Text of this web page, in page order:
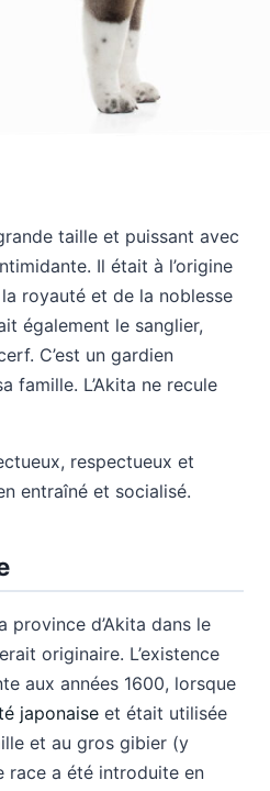
taille et puissant avec
Il était à l’origine
royauté et de la noblesse
également le sanglier,
C’est un gardien
famille. L’Akita ne recule
respectueux et
entraîné et socialisé.
province d’Akita dans le
originaire. L’existence
aux années 1600, lorsque
japonaise et était utilisée
et au gros gibier (y
race a été introduite en